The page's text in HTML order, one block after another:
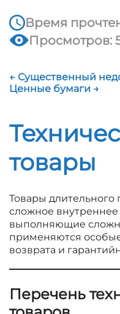
Время
Просмотров:
← Существенный
Ценные бумаги →
товары
Товары
сложное внутреннее
выполняющие
применяются
возврата и
Перечень